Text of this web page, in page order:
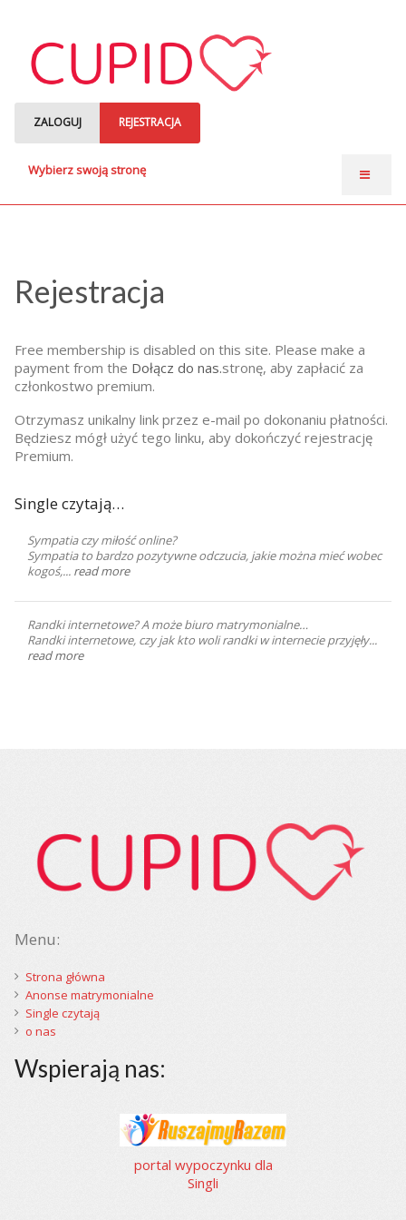
ZALOGUJ REJESTRACJA
Wybierz swoją stronę
Strona główna
o nas
Rejestracja
Free membership is disabled on this site. Please make a
payment from the Dołącz do nas.stronę, aby zapłacić za
członkostwo premium.
Otrzymasz unikalny link przez e-mail po dokonaniu płatności.
Będziesz mógł użyć tego linku, aby dokończyć rejestrację
Premium.
Single czytają…
Sympatia czy miłość online?
Sympatia to bardzo pozytywne odczucia, jakie można mieć wobec
kogoś,... read more
Randki internetowe? A może biuro matrymonialne…
Randki internetowe, czy jak kto woli randki w internecie przyjęły...
read more
Menu:
Strona główna
Anonse matrymonialne
Single czytają
o nas
Wspierają nas:
portal wypoczynku dla
Singli